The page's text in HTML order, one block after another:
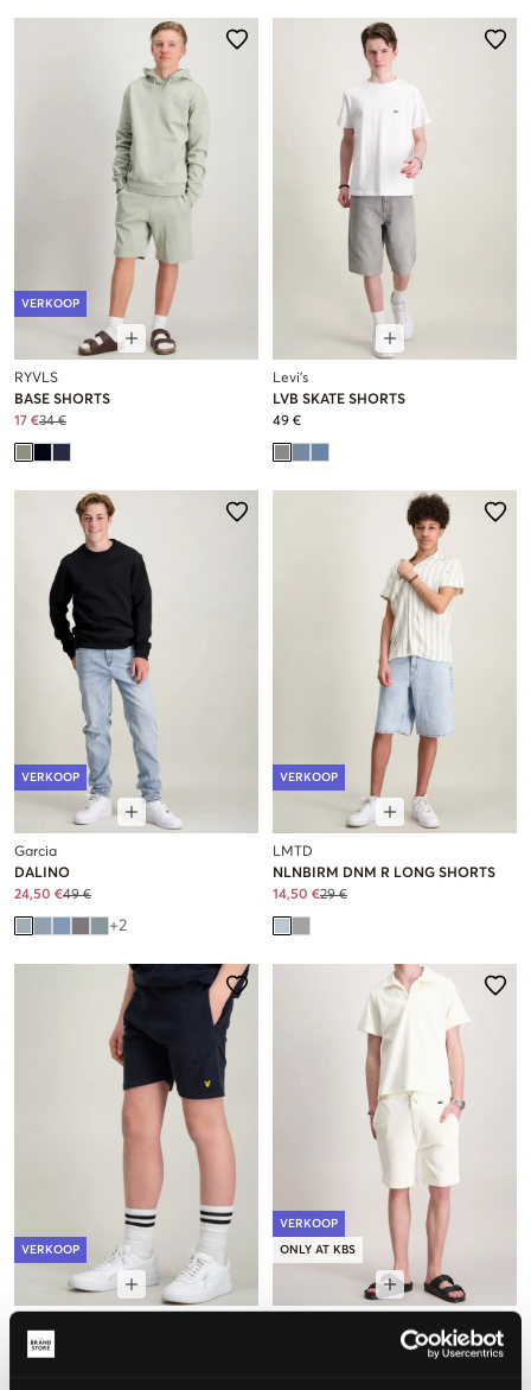
VERKOOP
RYVLS
BASE SHORTS
17 €34 €
Levi's
LVB SKATE SHORTS
49 €
VERKOOP
Garcia
DALINO
24,50 €49 €
+2
VERKOOP
LMTD
NLNBIRM DNM R LONG SHORTS
14,50 €29 €
VERKOOP
TOWELLING SHORT
VERKOOP
ONLY AT KBS
JASON ORGANIC COTTON TERRY